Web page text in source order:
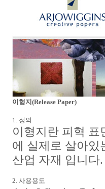
이형지(Release Paper)
1. 정의
이형지란 피혁 표
에 실제로 살아있
산업 자재 입니다.
2. 사용용도